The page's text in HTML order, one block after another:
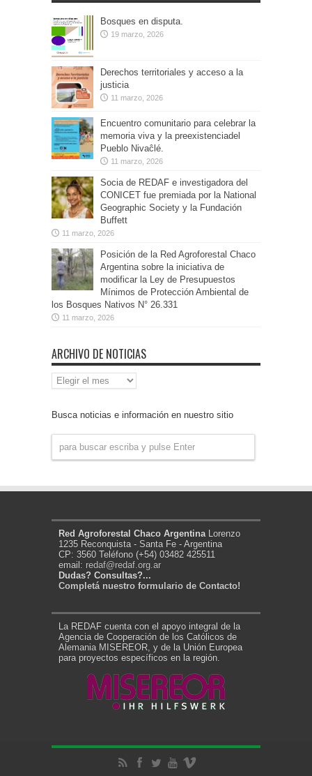
Bosques en disputa.
19 marzo, 2026
Derechos territoriales y acceso a la
justicia
11 marzo, 2026
Encuentro comunitario para celebrar la
memoria viva y la preexistenciadel
Pueblo Nivaĉlé.
11 marzo, 2026
Socia de REDAF e investigadora del
CONICET fue premiada por la National
Geographic Society y la Fundación
Buffett
11 marzo, 2026
Posición de la Red Agroforestal Chaco
Argentina sobre la iniciativa de
modificar la Ley de Presupuestos
Mínimos de Protección Ambiental de
los Bosques Nativos N° 26.331
11 marzo, 2026
ARCHIVO DE NOTICIAS
Archivo
de
Busca noticias e información en nuestro sitio
Red Agroforestal Chaco Argentina Lorenzo
1235 Reconquista - Santa Fe - Argentina
CP: 3560 Teléfono (+54) 03482 425511
email: redaf@redaf.org.ar
Dudas? Consultas?...
Completá nuestro formulario de Contacto!
La REDAF cuenta con el apoyo integral de la
Agencia de Cooperación de los Católicos de
Alemania MISEREOR, y de la Unión Europea
para proyectos específicos en la región.